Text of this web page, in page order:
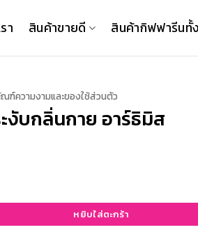
า สินค้าขายดี สินค้ากิฟฟารีนทั้
ฑ์ความงามและของใช้ส่วนตัว
งับกลิ่นกาย อาร์ธิมิส
กลิ่นกาย อาร์ธิมิส ชิ้น
หยิบใส่ตะกร้า